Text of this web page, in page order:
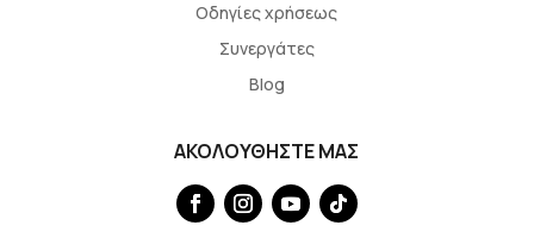
Οδηγίες χρήσεως
Συνεργάτες
Blog
ΑΚΟΛΟΥΘΗΣΤΕ ΜΑΣ